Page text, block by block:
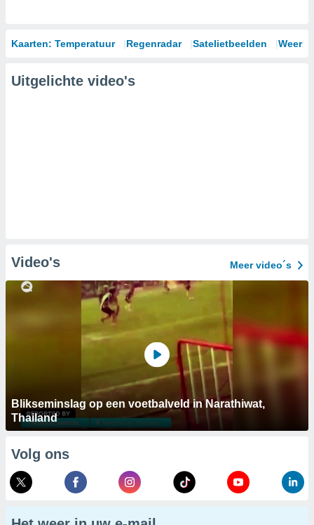
Kaarten: Temperatuur Regenradar Satelietbeelden
Uitgelichte video's
Video's Meer video´s
Blikseminslag op een voetbalveld in Narathiwat,
Thailand
Volg ons